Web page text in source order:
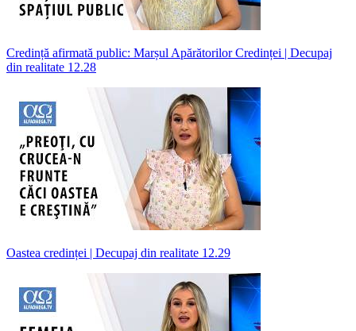
Credință afirmată public: Marșul Apărătorilor Credinței | Decupaj
din realitate 12.28
Oastea credinței | Decupaj din realitate 12.29